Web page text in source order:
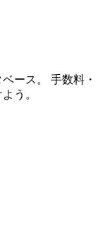
ース。 手数料・
う。